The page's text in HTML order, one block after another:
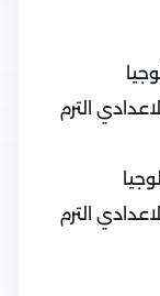
الترم
الترم